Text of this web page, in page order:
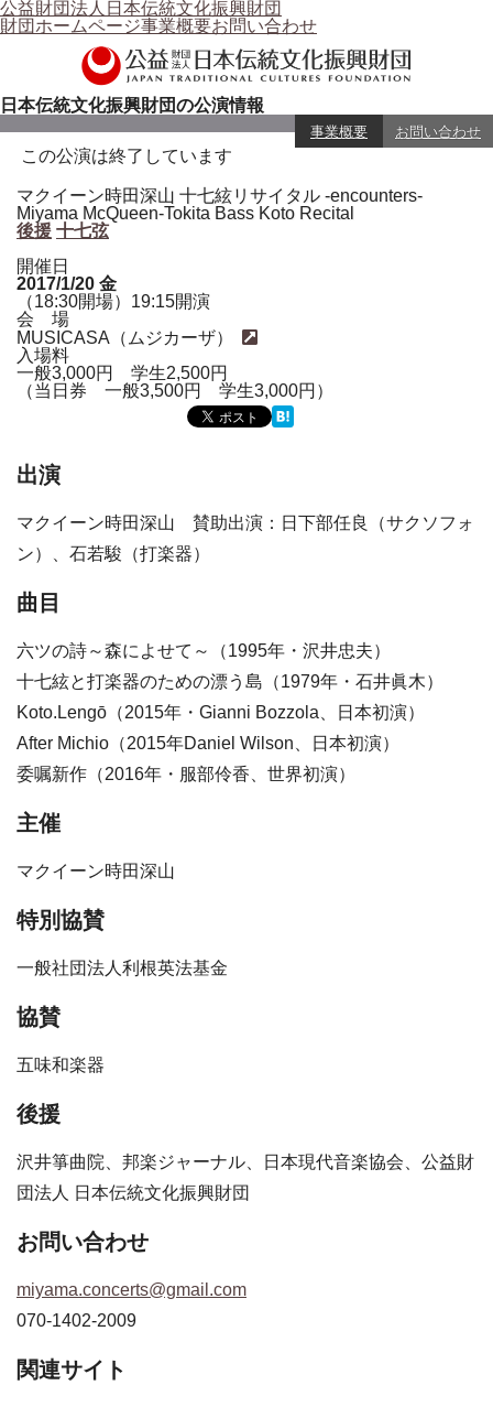
公益財団法人日本伝統文化振興財団
財団ホームページ事業概要お問い合わせ
日本伝統文化振興財団の公演情報
事業概要 お問い合わせ
この公演は終了しています
マクイーン時田深山 十七絃リサイタル -encounters-
Miyama McQueen-Tokita Bass Koto Recital
後援 十七弦
開催日
2017/1/20 金
（18:30開場）19:15開演
会 場
MUSICASA（ムジカーザ）
入場料
一般3,000円 学生2,500円
（当日券 一般3,500円 学生3,000円）
出演
マクイーン時田深山 賛助出演：日下部任良（サクソフォ
ン）、石若駿（打楽器）
曲目
六ツの詩～森によせて～（1995年・沢井忠夫）
十七絃と打楽器のための漂う島（1979年・石井眞木）
Koto.Lengō（2015年・Gianni Bozzola、日本初演）
After Michio（2015年Daniel Wilson、日本初演）
委嘱新作（2016年・服部伶香、世界初演）
主催
マクイーン時田深山
特別協賛
一般社団法人利根英法基金
協賛
五味和楽器
後援
沢井箏曲院、邦楽ジャーナル、日本現代音楽協会、公益財
団法人 日本伝統文化振興財団
お問い合わせ
miyama.concerts@gmail.com
070-1402-2009
関連サイト